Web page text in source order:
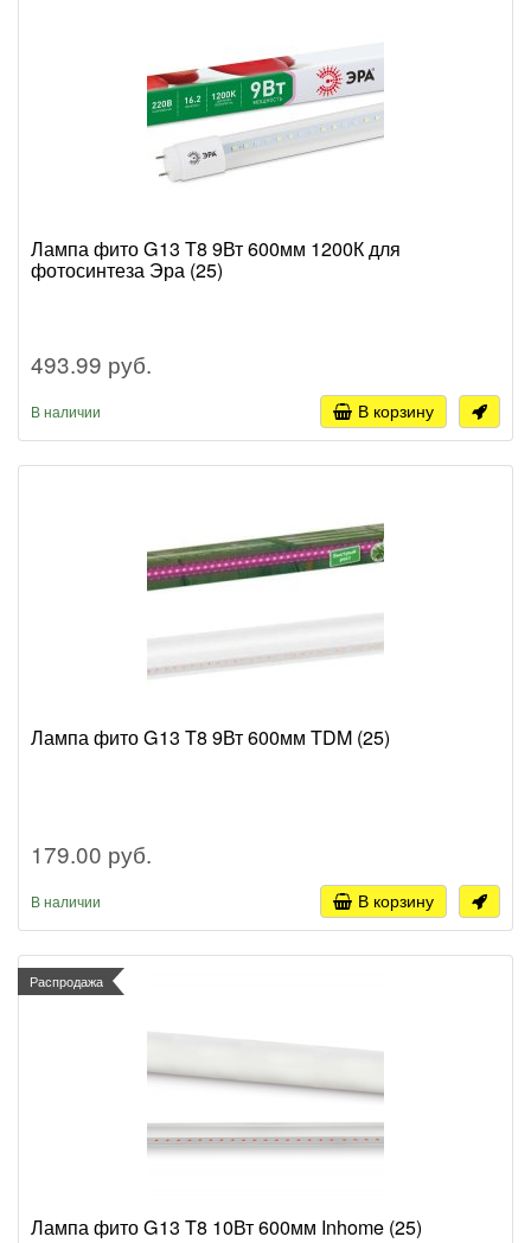
Лампа фито G13 T8 9Вт 600мм 1200К для
фотосинтеза Эра (25)
493.99 руб.
В наличии В корзину
Лампа фито G13 T8 9Вт 600мм TDM (25)
179.00 руб.
В наличии В корзину
Распродажа
Лампа фито G13 T8 10Вт 600мм Inhome (25)